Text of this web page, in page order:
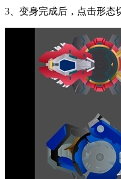
3、变身完成后，点击形态